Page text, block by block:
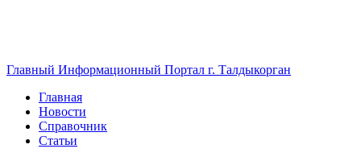
Главный Информационный Портал г. Талдыкорган
Главная
Новости
Справочник
Статьи